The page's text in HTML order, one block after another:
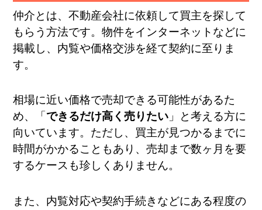
仲介とは、不動産会社に依頼して買主を探して
もらう方法です。物件をインターネットなどに
掲載し、内覧や価格交渉を経て契約に至りま
す。
相場に近い価格で売却できる可能性があるた
め、「できるだけ高く売りたい 」と考える方に
向いています。ただし、買主が見つかるまでに
時間がかかることもあり、売却まで数ヶ月を要
するケースも珍しくありません。
また、内覧対応や契約手続きなどにある程度の